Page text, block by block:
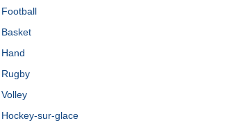
Football
Basket
Hand
Rugby
Volley
Hockey-sur-glace